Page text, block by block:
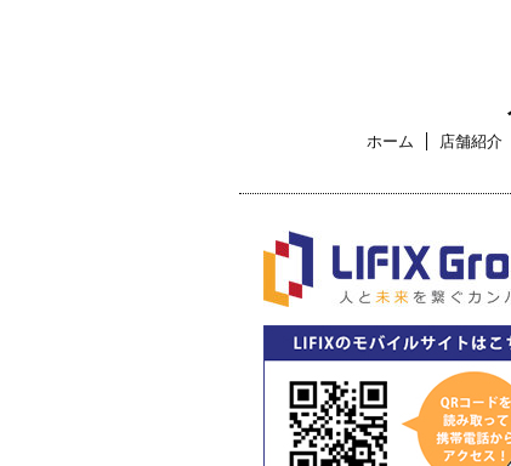
ホーム 店舗紹介